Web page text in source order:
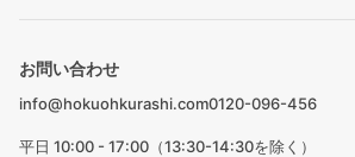
お問い合わせ
info@hokuohkurashi.com0120-096-456
平日 10:00 - 17:00（13:30-14:30を除く）